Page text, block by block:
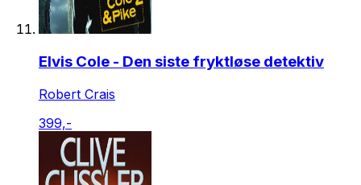
Elvis Cole - Den siste fryktløse detektiv
Robert Crais
399,-